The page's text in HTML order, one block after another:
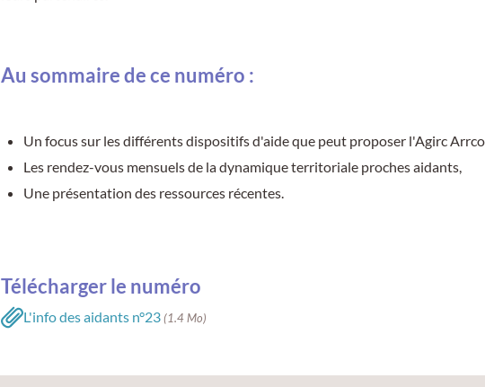
Au sommaire de ce numéro :
Un focus sur les différents dispositifs d'aide que peut proposer l'Agirc
Les rendez-vous mensuels de la dynamique territoriale proches aidants,
Une présentation des ressources récentes.
Télécharger le numéro
L'info des aidants n°23(1.4 Mo)